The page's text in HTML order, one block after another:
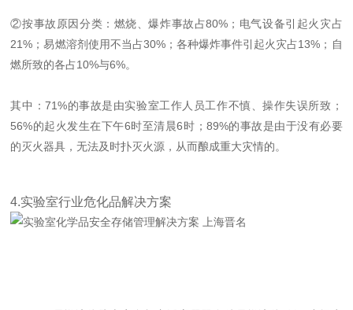
②按事故原因分类：燃烧、爆炸事故占80%；电气设备引起火灾占
21%；易燃溶剂使用不当占30%；各种爆炸事件引起火灾占13%；自
燃所致的各占10%与6%。
其中：71%的事故是由实验室工作人员工作不慎、操作失误所致；
56%的起火发生在下午6时至清晨6时；89%的事故是由于没有必要
的灭火器具，无法及时扑灭火源，从而酿成重大灾情的。
4.实验室行业危化品解决方案